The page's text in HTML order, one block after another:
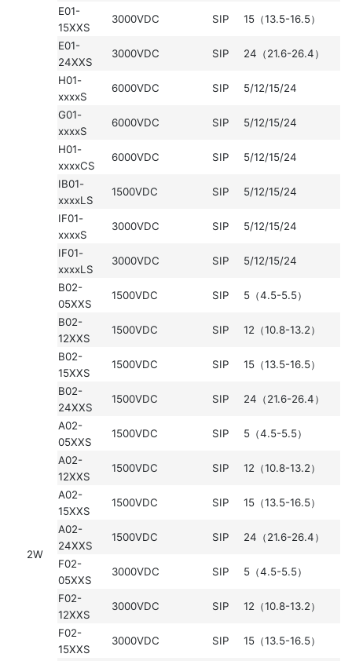
E01-
15XXS
3000VDC SIP 15（13.5-16.5）
E01-
24XXS
3000VDC SIP 24（21.6-26.4）
H01-
xxxxS
6000VDC SIP 5/12/15/24
G01-
xxxxS
6000VDC SIP 5/12/15/24
H01-
xxxxCS
6000VDC SIP 5/12/15/24
IB01-
xxxxLS
1500VDC SIP 5/12/15/24
IF01-
xxxxS
3000VDC SIP 5/12/15/24
IF01-
xxxxLS
3000VDC SIP 5/12/15/24
2W
B02-
05XXS
1500VDC SIP 5（4.5-5.5）
B02-
12XXS
1500VDC SIP 12（10.8-13.2）
B02-
15XXS
1500VDC SIP 15（13.5-16.5）
B02-
24XXS
1500VDC SIP 24（21.6-26.4）
A02-
05XXS
1500VDC SIP 5（4.5-5.5）
A02-
12XXS
1500VDC SIP 12（10.8-13.2）
A02-
15XXS
1500VDC SIP 15（13.5-16.5）
A02-
24XXS
1500VDC SIP 24（21.6-26.4）
F02-
05XXS
3000VDC SIP 5（4.5-5.5）
F02-
12XXS
3000VDC SIP 12（10.8-13.2）
F02-
15XXS
3000VDC SIP 15（13.5-16.5）